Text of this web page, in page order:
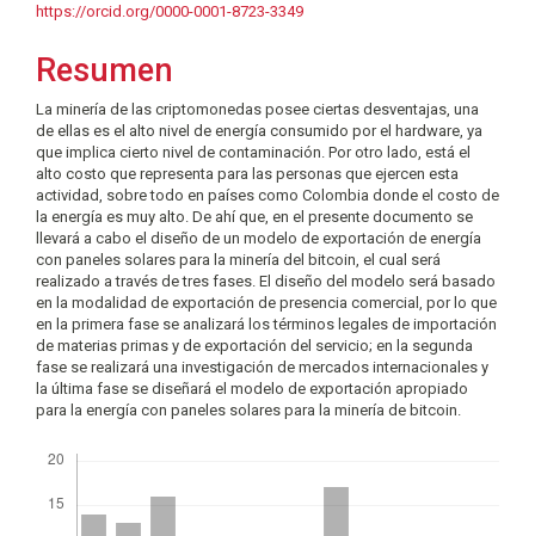
https://orcid.org/0000-0001-8723-3349
Resumen
La minería de las criptomonedas posee ciertas desventajas, una
de ellas es el alto nivel de energía consumido por el hardware, ya
que implica cierto nivel de contaminación. Por otro lado, está el
alto costo que representa para las personas que ejercen esta
actividad, sobre todo en países como Colombia donde el costo de
la energía es muy alto. De ahí que, en el presente documento se
llevará a cabo el diseño de un modelo de exportación de energía
con paneles solares para la minería del bitcoin, el cual será
realizado a través de tres fases. El diseño del modelo será basado
en la modalidad de exportación de presencia comercial, por lo que
en la primera fase se analizará los términos legales de importación
de materias primas y de exportación del servicio; en la segunda
fase se realizará una investigación de mercados internacionales y
la última fase se diseñará el modelo de exportación apropiado
para la energía con paneles solares para la minería de bitcoin.